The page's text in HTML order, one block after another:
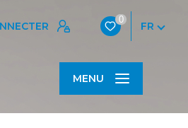
0
FR
MENU